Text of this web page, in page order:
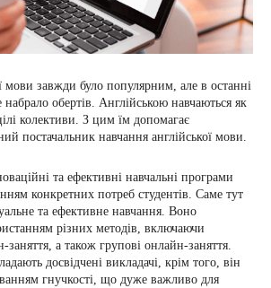
мови завжди було популярним, але в останні
обертів. Англійською навчаються як
колективи. З цим їм допомагає
постачальник навчання англійської мови.
та ефективні навчальні програми
конкретних потреб студентів. Саме тут
та ефективне навчання. Воно
різних методів, включаючи
заняття, а також групові онлайн-заняття.
досвідчені викладачі, крім того, він
гнучкості, що дуже важливо для